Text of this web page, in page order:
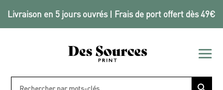
Livraison en 5 jours ouvrés | Frais de port offert dès 49€